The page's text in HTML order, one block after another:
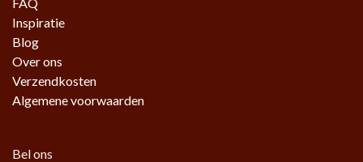
Inspiratie
Blog
Over ons
Verzendkosten
Algemene voorwaarden
Bel ons